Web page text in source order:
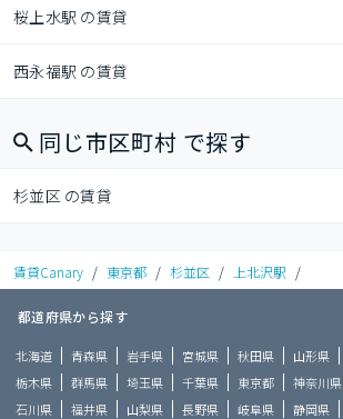
桜上水駅 の賃貸
西永福駅 の賃貸
同じ市区町村 で探す
杉並区 の賃貸
賃貸Canary / 東京都 / 杉並区 / 上北沢駅 /
都道府県から探す
北海道 青森県 岩手県 宮城県 秋田県 山形県
栃木県
群馬県 埼玉県 千葉県 東京都 神奈川県
石川県
福井県 山梨県 長野県 岐阜県 静岡県